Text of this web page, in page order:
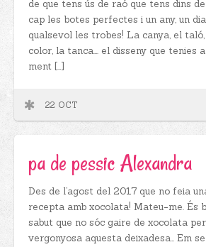
de que tens ús de raó que tens dins
cap les botes perfectes i un any, un dia
qualsevol les trobes! La canya, el
color, la tanca…. el disseny que tenies
ment […]
22 OCT
pa de pessic Alexandra
Des de l’agost del 2017 que no feia
recepta amb xocolata! Mateu-me. És
sabut que no sóc gaire de xocolata
vergonyosa aquesta deixadesa… Em